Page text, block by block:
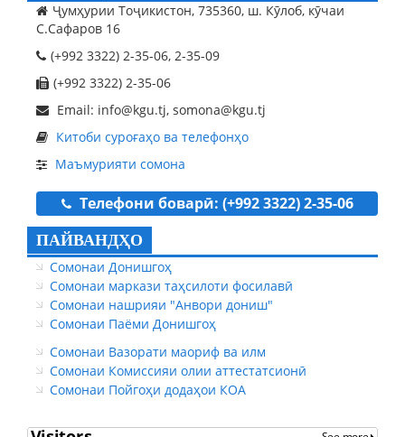
Ҷумҳурии Тоҷикистон, 735360, ш. Кӯлоб, кӯчаи
С.Сафаров 16
(+992 3322) 2-35-06, 2-35-09
(+992 3322) 2-35-06
Email: info@kgu.tj, somona@kgu.tj
Китоби суроғаҳо ва телефонҳо
Маъмурияти сомона
Телефони боварӣ: (+992 3322) 2-35-06
ПАЙВАНДҲО
Сомонаи Донишгоҳ
Сомонаи маркази таҳсилоти фосилавӣ
Сомонаи нашрияи "Анвори дониш"
Сомонаи Паёми Донишгоҳ
Сомонаи Вазорати маориф ва илм
Сомонаи Комиссияи олии аттестатсионӣ
Сомонаи Пойгоҳи додаҳои КОА